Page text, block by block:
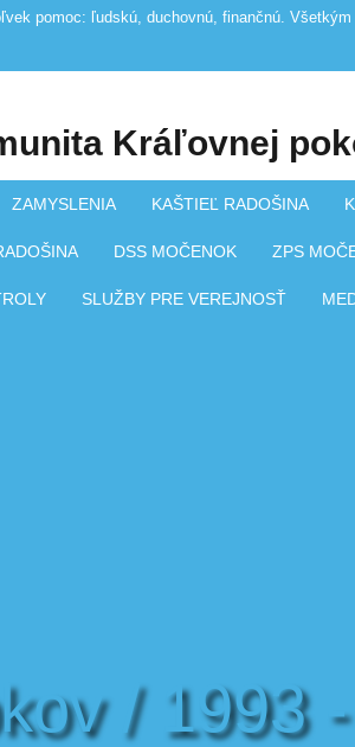
pomoc: ľudskú, duchovnú, finančnú.
Kráľovnej
ZAMYSLENIA KAŠTIEĽ RADOŠINA
DSS MOČENOK ZPS
SLUŽBY PRE VEREJNOSŤ
/ 1993